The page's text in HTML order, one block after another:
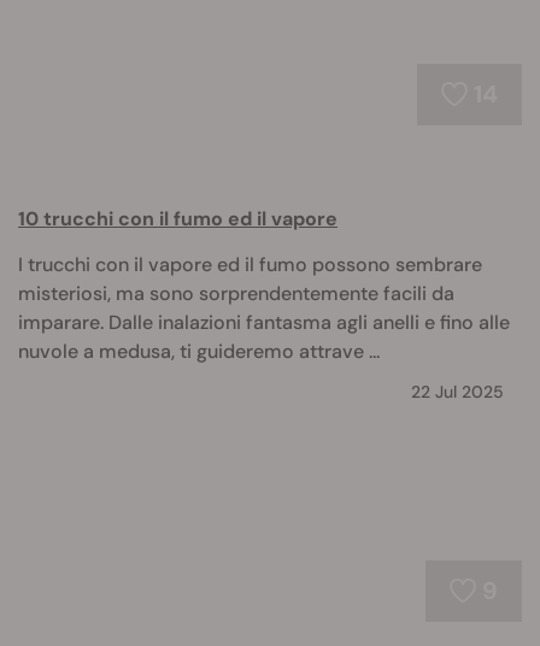
10 trucchi con il fumo ed il vapore
I trucchi con il vapore ed il fumo possono sembrare
misteriosi, ma sono sorprendentemente facili da
imparare. Dalle inalazioni fantasma agli anelli e fino alle
nuvole a medusa, ti guideremo attrave ...
22 Jul 2025